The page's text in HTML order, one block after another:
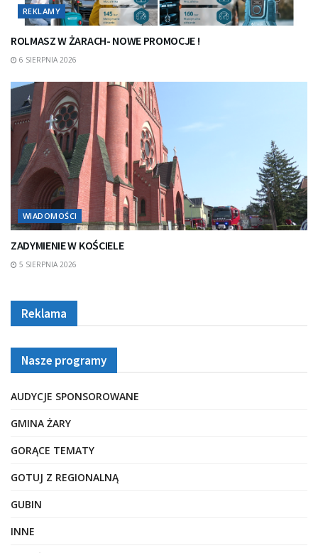
REKLAMY
ROLMASZ W ŻARACH- NOWE PROMOCJE !
6 SIERPNIA 2026
WIADOMOŚCI
ZADYMIENIE W KOŚCIELE
5 SIERPNIA 2026
Reklama
Nasze programy
AUDYCJE SPONSOROWANE
GMINA ŻARY
GORĄCE TEMATY
GOTUJ Z REGIONALNĄ
GUBIN
INNE